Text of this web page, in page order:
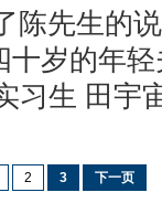
陈先生的
岁的年
习生 田宇
2 3 下一页